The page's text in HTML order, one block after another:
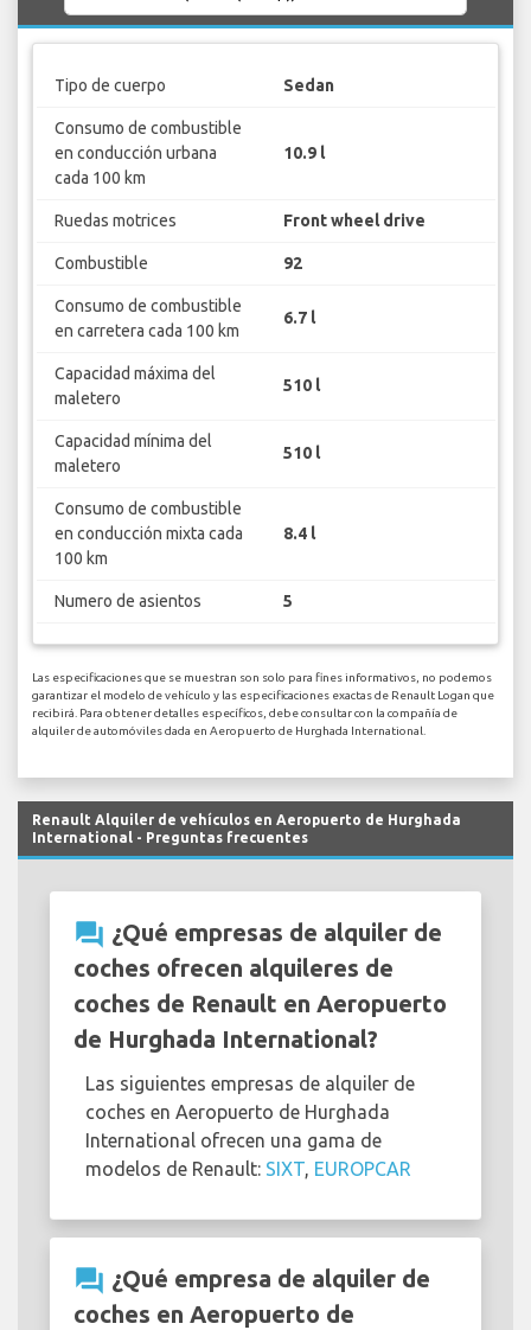
Tipo de cuerpo Sedan
Consumo de combustible
en conducción urbana
cada 100 km
10.9 l
Ruedas motrices Front wheel drive
Combustible 92
Consumo de combustible
en carretera cada 100 km
6.7 l
Capacidad máxima del
maletero
510 l
Capacidad mínima del
maletero
510 l
Consumo de combustible
en conducción mixta cada
100 km
8.4 l
Numero de asientos 5
Las especificaciones que se muestran son solo para fines informativos, no podemos
garantizar el modelo de vehículo y las especificaciones exactas de Renault Logan que
recibirá. Para obtener detalles específicos, debe consultar con la compañía de
alquiler de automóviles dada en Aeropuerto de Hurghada International.
Renault Alquiler de vehículos en Aeropuerto de Hurghada
International - Preguntas frecuentes
question_answer ¿Qué empresas de alquiler de
coches ofrecen alquileres de
coches de Renault en Aeropuerto
de Hurghada International?
Las siguientes empresas de alquiler de
coches en Aeropuerto de Hurghada
International ofrecen una gama de
modelos de Renault: SIXT, EUROPCAR
question_answer ¿Qué empresa de alquiler de
coches en Aeropuerto de